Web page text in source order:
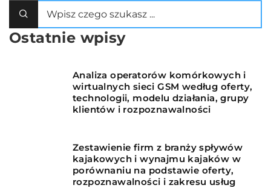
Ostatnie wpisy
Analiza operatorów komórkowych i
wirtualnych sieci GSM według oferty,
technologii, modelu działania, grupy
klientów i rozpoznawalności
Zestawienie firm z branży spływów
kajakowych i wynajmu kajaków w
porównaniu na podstawie oferty,
rozpoznawalności i zakresu usług